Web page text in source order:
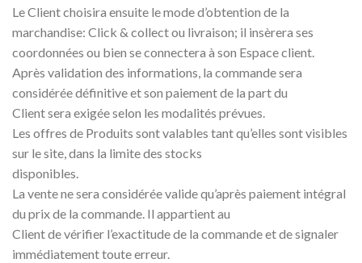
Le Client choisira ensuite le mode d’obtention de la
marchandise: Click & collect ou livraison; il insèrera ses
coordonnées ou bien se connectera à son Espace client.
Après validation des informations, la commande sera
considérée définitive et son paiement de la part du
Client sera exigée selon les modalités prévues.
Les offres de Produits sont valables tant qu’elles sont visibles
sur le site, dans la limite des stocks
disponibles.
La vente ne sera considérée valide qu’après paiement intégral
du prix de la commande. Il appartient au
Client de vérifier l’exactitude de la commande et de signaler
immédiatement toute erreur.